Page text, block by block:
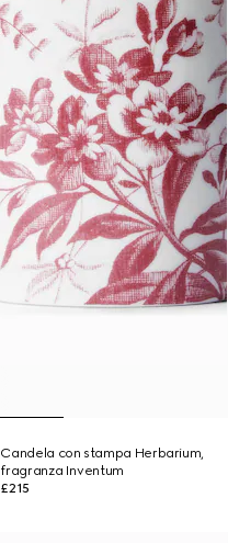
Candela con stampa Herbarium,
fragranza Inventum
£215